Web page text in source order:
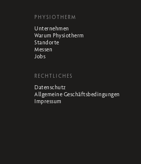
PHYSIOTHERM
Unternehmen
Warum Physiotherm
Standorte
Messen
Jobs
RECHTLICHES
Datenschutz
Allgemeine Geschäftsbedingungen
Impressum